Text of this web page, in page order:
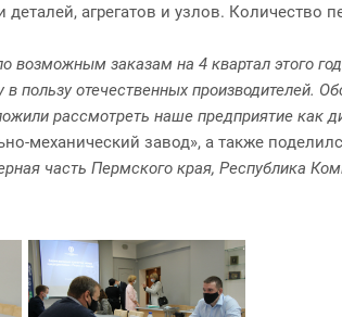
агрегатов и узлов. Количество
возможным заказам на 4 квартал
пользу отечественных производителей.
рассмотреть наше предприятие как
механический завод», а также
часть Пермского края, Республика